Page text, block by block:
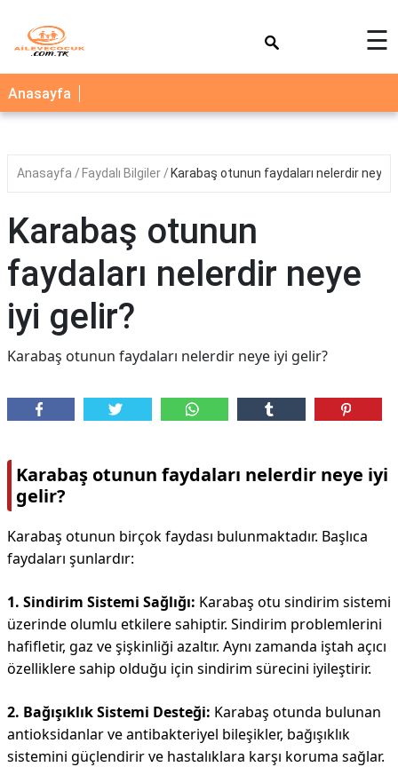
AİLE
ÇOCUK
SAĞLIK
BLOG
FAYDALI
BİLGİLER
YEMEK
TARİFLERİ
☰
Anasayfa
Anasayfa Faydalı Bilgiler Karabaş otunun faydaları nelerdir neye
Karabaş otunun
faydaları nelerdir neye
iyi gelir?
Karabaş otunun faydaları nelerdir neye iyi gelir?
Karabaş otunun faydaları nelerdir neye iyi
gelir?
Karabaş otunun birçok faydası bulunmaktadır. Başlıca
faydaları şunlardır:
1. Sindirim Sistemi Sağlığı: Karabaş otu sindirim sistemi
üzerinde olumlu etkilere sahiptir. Sindirim problemlerini
hafifletir, gaz ve şişkinliği azaltır. Aynı zamanda iştah açıcı
özelliklere sahip olduğu için sindirim sürecini iyileştirir.
2. Bağışıklık Sistemi Desteği: Karabaş otunda bulunan
antioksidanlar ve antibakteriyel bileşikler, bağışıklık
sistemini güçlendirir ve hastalıklara karşı koruma sağlar.